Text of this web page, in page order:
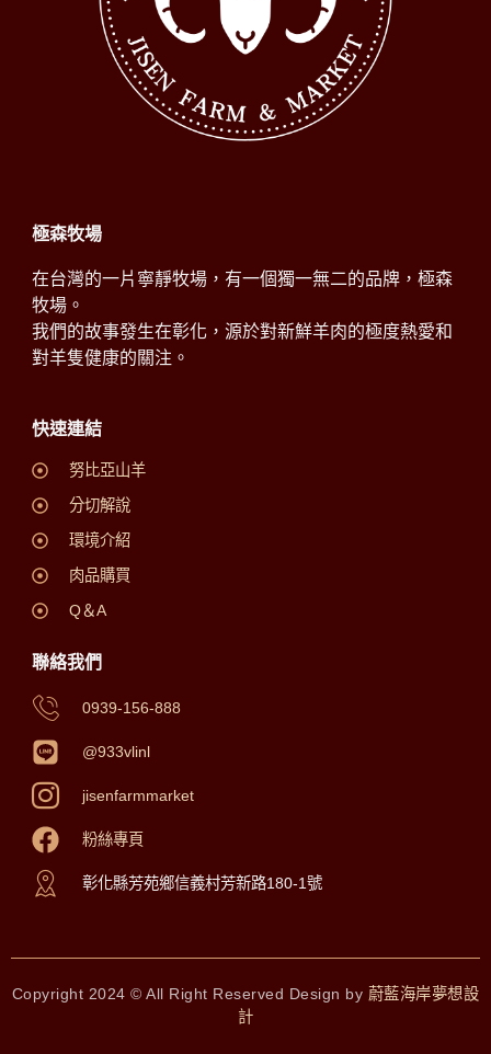
極森牧場
在台灣的一片寧靜牧場，有一個獨一無二的品牌，極森
牧場。
我們的故事發生在彰化，源於對新鮮羊肉的極度熱愛和
對羊隻健康的關注。
快速連結
努比亞山羊
分切解說
環境介紹
肉品購買
Q＆A
聯絡我們
0939-156-888
@933vlinl
jisenfarmmarket
粉絲專頁
彰化縣芳苑鄉信義村芳新路180-1號
Copyright 2024 © All Right Reserved Design by 蔚藍海岸夢想設
計